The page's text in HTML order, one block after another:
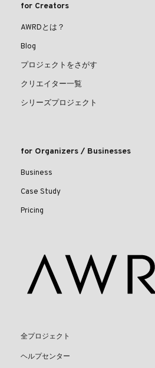
for Creators
AWRDとは？
Blog
プロジェクトをさがす
クリエイター一覧
シリーズプロジェクト
for Organizers / Businesses
Business
Case Study
Pricing
全プロジェクト
ヘルプセンター